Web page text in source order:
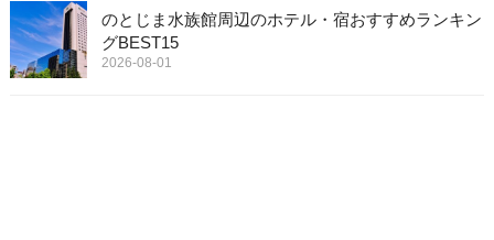
のとじま水族館周辺のホテル・宿おすすめランキン
グBEST15
2026-08-01